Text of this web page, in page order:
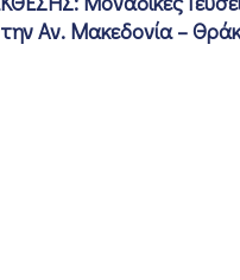
Αν. Μακεδονία –